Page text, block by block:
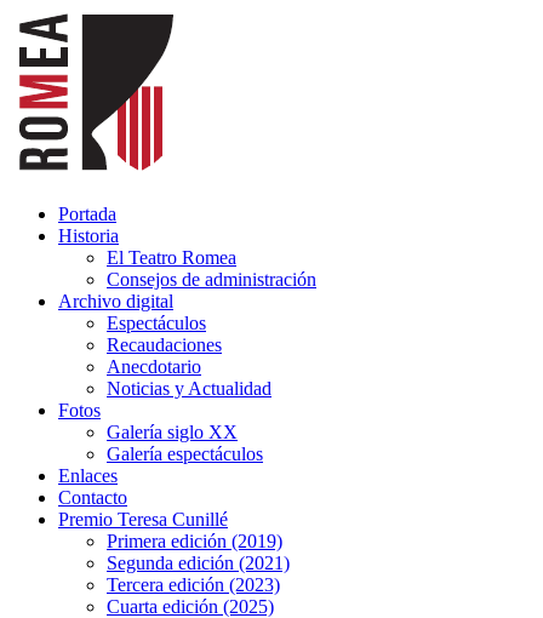
Portada
Historia
El Teatro Romea
Consejos de administración
Archivo digital
Espectáculos
Recaudaciones
Anecdotario
Noticias y Actualidad
Fotos
Galería siglo XX
Galería espectáculos
Enlaces
Contacto
Premio Teresa Cunillé
Primera edición (2019)
Segunda edición (2021)
Tercera edición (2023)
Cuarta edición (2025)